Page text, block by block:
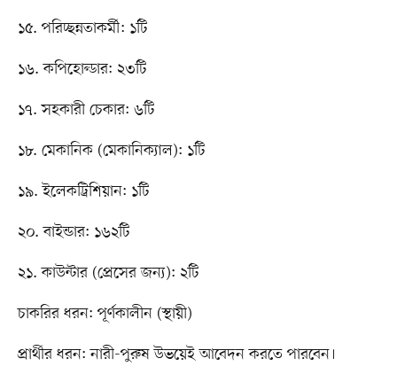
১৫. পরিচ্ছন্নতাকর্মী: ১টি
১৬. কপিহোল্ডার: ২৩টি
১৭. সহকারী চেকার: ৬টি
১৮. মেকানিক (মেকানিক্যাল): ১টি
১৯. ইলেকট্রিশিয়ান: ১টি
২০. বাইন্ডার: ১৬২টি
২১. কাউন্টার (প্রেসের জন্য): ২টি
চাকরির ধরন: পূর্ণকালীন (স্থায়ী)
প্রার্থীর ধরন: নারী-পুরুষ উভয়েই আবেদন করতে পারবেন।